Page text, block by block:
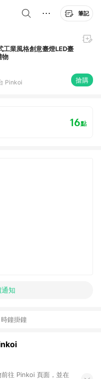
筆記
工業風格創意臺燈LED臺
物
Pinkoi 搶購
16點
知
時鐘掛鐘
往 Pinkoi 頁面，並在